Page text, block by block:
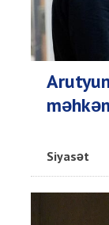
Siyasət